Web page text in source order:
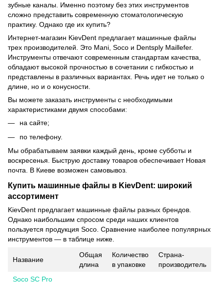
зубные каналы. Именно поэтому без этих инструментов
сложно представить современную стоматологическую
практику. Однако где их купить?
Интернет-магазин KievDent предлагает машинные файлы
трех производителей. Это Mani, Soco и Dentsply Maillefer.
Инструменты отвечают современным стандартам качества,
обладают высокой прочностью в сочетании с гибкостью и
представлены в различных вариантах. Речь идет не только о
длине, но и о конусности.
Вы можете заказать инструменты с необходимыми
характеристиками двумя способами:
на сайте;
по телефону.
Мы обрабатываем заявки каждый день, кроме субботы и
воскресенья. Быструю доставку товаров обеспечивает Новая
почта. В Киеве возможен самовывоз.
Купить машинные файлы в KievDent: широкий
ассортимент
KievDent предлагает машинные файлы разных брендов.
Однако наибольшим спросом среди наших клиентов
пользуется продукция Soco. Сравнение наиболее популярных
инструментов — в таблице ниже.
Название
Общая
длина
Количество
в упаковке
Страна-
производитель
Soco SC Pro